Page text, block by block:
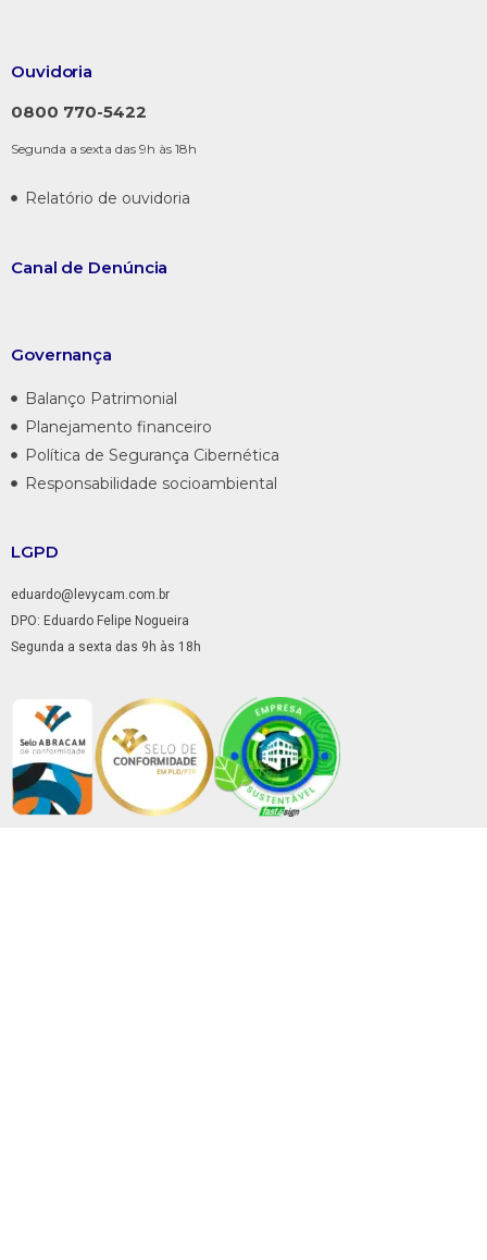
Ouvidoria
0800 770-5422
Segunda a sexta das 9h às 18h
Relatório de ouvidoria
Canal de Denúncia
Governança
Balanço Patrimonial
Planejamento financeiro
Política de Segurança Cibernética
Responsabilidade socioambiental
LGPD
eduardo@levycam.com.br
DPO: Eduardo Felipe Nogueira
Segunda a sexta das 9h às 18h